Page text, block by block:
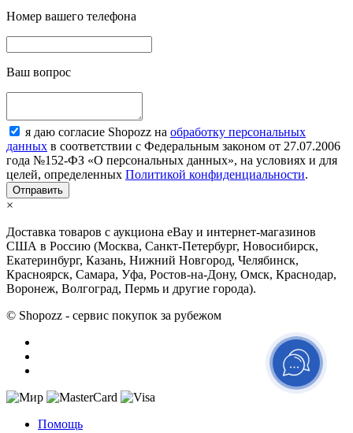
Номер вашего телефона
Ваш вопрос
я даю согласие Shopozz на обработку персональных
данных в соответствии с Федеральным законом от 27.07.2006
года №152-ФЗ «О персональных данных», на условиях и для
целей, определенных Политикой конфиденциальности.
×
Доставка товаров с аукциона eBay и интернет-магазинов
США в Россию (Москва, Санкт-Петербург, Новосибирск,
Екатеринбург, Казань, Нижний Новгород, Челябинск,
Красноярск, Самара, Уфа, Ростов-на-Дону, Омск, Краснодар,
Воронеж, Волгоград, Пермь и другие города).
© Shopozz - сервис покупок за рубежом
Помощь